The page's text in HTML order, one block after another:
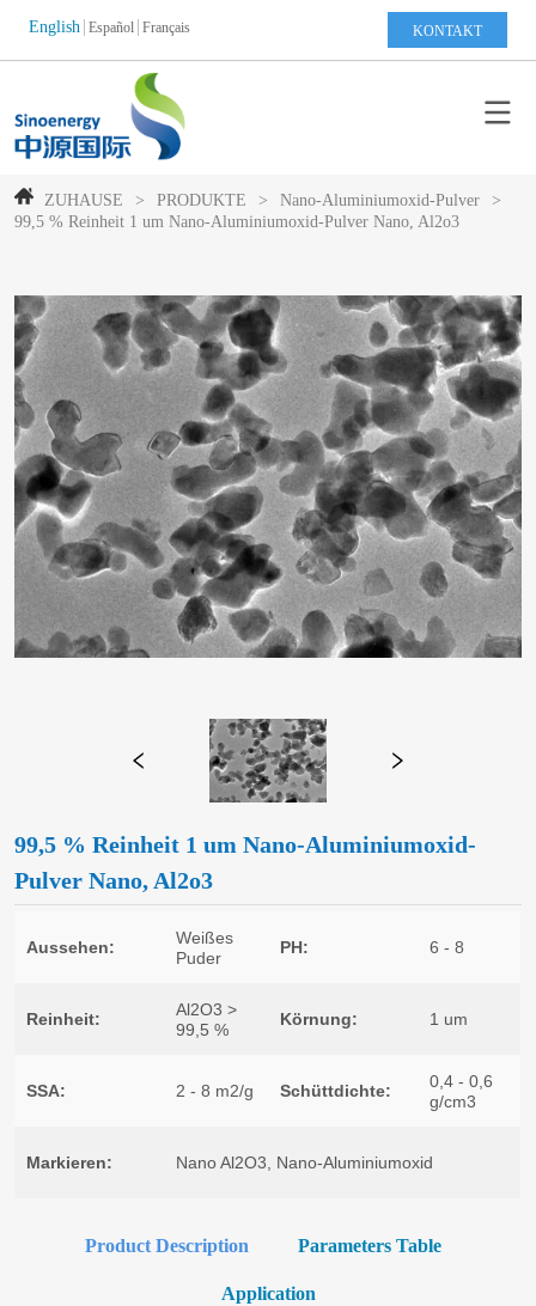
English Español Français KONTAKT
ZUHAUSE > PRODUKTE > Nano-Aluminiumoxid-Pulver
>
99,5 % Reinheit 1 um Nano-Aluminiumoxid-Pulver Nano, Al2o3
99,5 % Reinheit 1 um Nano-Aluminiumoxid-
Pulver Nano, Al2o3
Product Description Parameters Table
Application